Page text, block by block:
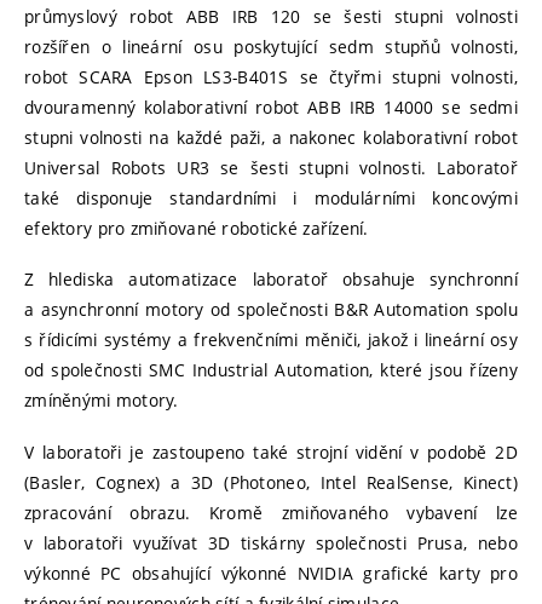
průmyslový robot ABB IRB 120 se šesti stupni volnosti
rozšířen o lineární osu poskytující sedm stupňů volnosti,
robot SCARA Epson LS3-B401S se čtyřmi stupni volnosti,
dvouramenný kolaborativní robot ABB IRB 14000 se sedmi
stupni volnosti na každé paži, a nakonec kolaborativní robot
Universal Robots UR3 se šesti stupni volnosti. Laboratoř
také disponuje standardními i modulárními koncovými
efektory pro zmiňované robotické zařízení.
Z hlediska automatizace laboratoř obsahuje synchronní
a asynchronní motory od společnosti B&R Automation spolu
s řídicími systémy a frekvenčními měniči, jakož i lineární osy
od společnosti SMC Industrial Automation, které jsou řízeny
zmíněnými motory.
V laboratoři je zastoupeno také strojní vidění v podobě 2D
(Basler, Cognex) a 3D (Photoneo, Intel RealSense, Kinect)
zpracování obrazu. Kromě zmiňovaného vybavení lze
v laboratoři využívat 3D tiskárny společnosti Prusa, nebo
výkonné PC obsahující výkonné NVIDIA grafické karty pro